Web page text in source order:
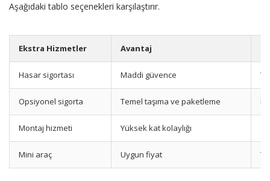
Aşağıdaki tablo seçenekleri karşılaştırır.
Ekstra Hizmetler Avantaj
Hasar sigortası Maddi güvence
Opsiyonel sigorta Temel taşıma ve paketleme
Montaj hizmeti Yüksek kat kolaylığı
Mini araç Uygun fiyat